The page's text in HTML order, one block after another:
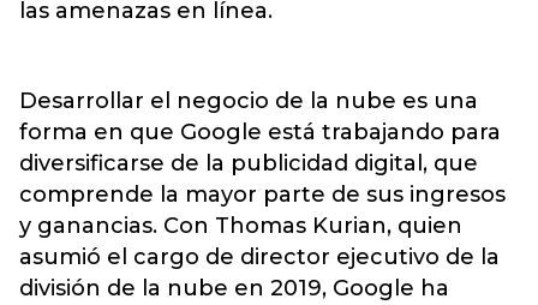
las amenazas en línea.
Desarrollar el negocio de la nube es una
forma en que Google está trabajando para
diversificarse de la publicidad digital, que
comprende la mayor parte de sus ingresos
y ganancias. Con Thomas Kurian, quien
asumió el cargo de director ejecutivo de la
división de la nube en 2019, Google ha